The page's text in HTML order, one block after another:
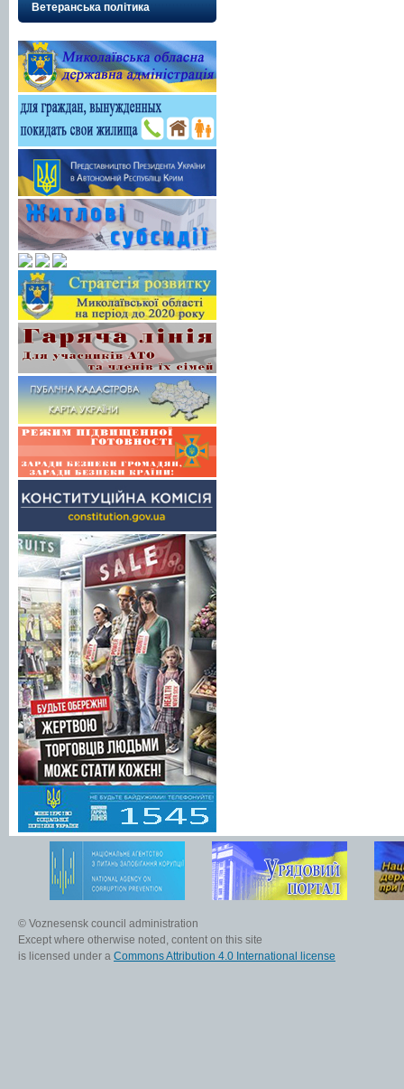
Ветеранська політика
© Voznesensk council administration
Except where otherwise noted, content on this site
is licensed under a Commons Attribution 4.0 International license